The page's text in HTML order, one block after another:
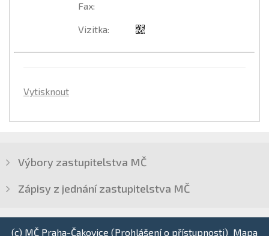
Fax:
Vizitka:
Vytisknout
Výbory zastupitelstva MČ
Zápisy z jednání zastupitelstva MČ
(c) MČ Praha-Čakovice (Prohlášení o přístupnosti) Mapa